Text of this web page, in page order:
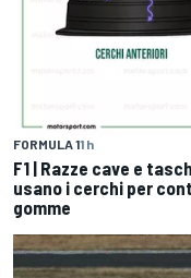
FORMULA 11 h
F1 | Razze cave e
usano i cerchi per
gomme